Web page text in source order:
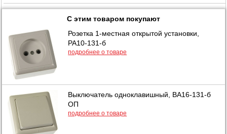
С этим товаром покупают
Розетка 1-местная открытой установки,
РА10-131-б
подробнее о товаре
Выключатель одноклавишный, ВА16-131-б
ОП
подробнее о товаре